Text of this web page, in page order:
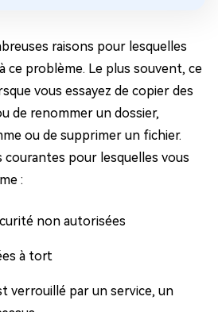
raisons pour lesquelles
ce problème. Le plus souvent, ce
vous essayez de copier des
de renommer un dossier,
ou de supprimer un fichier.
courantes pour lesquelles vous
:
non autorisées
à tort
verrouillé par un service, un